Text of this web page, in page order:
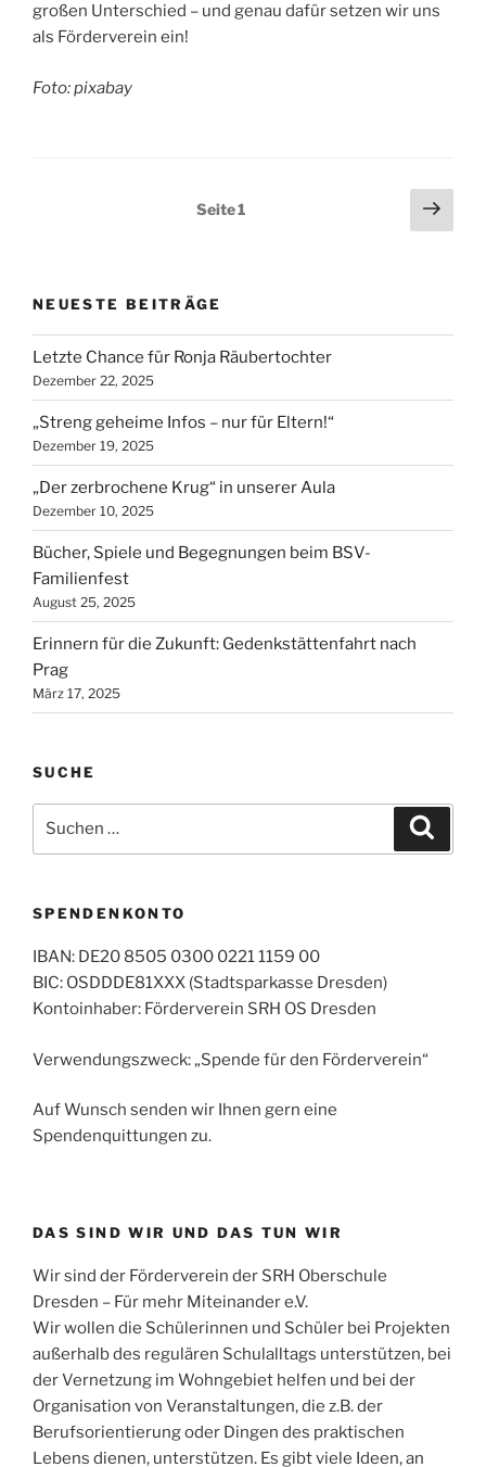
großen Unterschied – und genau dafür setzen wir uns
als Förderverein ein!
Foto: pixabay
Seitennummerierung
Seite1
NEUESTE BEITRÄGE
Letzte Chance für Ronja Räubertochter
Dezember 22, 2025
„Streng geheime Infos – nur für Eltern!“
Dezember 19, 2025
„Der zerbrochene Krug“ in unserer Aula
Dezember 10, 2025
Bücher, Spiele und Begegnungen beim BSV-
Familienfest
August 25, 2025
Erinnern für die Zukunft: Gedenkstättenfahrt nach
Prag
März 17, 2025
SUCHE
nach:
SPENDENKONTO
IBAN: DE20 8505 0300 0221 1159 00
BIC: OSDDDE81XXX (Stadtsparkasse Dresden)
Kontoinhaber: Förderverein SRH OS Dresden
Verwendungszweck: „Spende für den Förderverein“
Auf Wunsch senden wir Ihnen gern eine
Spendenquittungen zu.
DAS SIND WIR UND DAS TUN WIR
Wir sind der Förderverein der SRH Oberschule
Dresden – Für mehr Miteinander e.V.
Wir wollen die Schülerinnen und Schüler bei Projekten
außerhalb des regulären Schulalltags unterstützen, bei
der Vernetzung im Wohngebiet helfen und bei der
Organisation von Veranstaltungen, die z.B. der
Berufsorientierung oder Dingen des praktischen
Lebens dienen, unterstützen. Es gibt viele Ideen, an